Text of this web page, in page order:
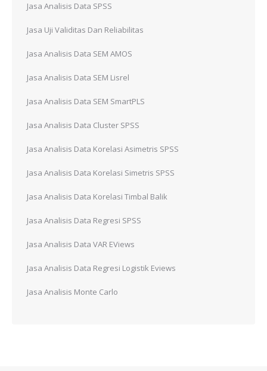
Jasa Analisis Data SPSS
Jasa Uji Validitas Dan Reliabilitas
Jasa Analisis Data SEM AMOS
Jasa Analisis Data SEM Lisrel
Jasa Analisis Data SEM SmartPLS
Jasa Analisis Data Cluster SPSS
Jasa Analisis Data Korelasi Asimetris SPSS
Jasa Analisis Data Korelasi Simetris SPSS
Jasa Analisis Data Korelasi Timbal Balik
Jasa Analisis Data Regresi SPSS
Jasa Analisis Data VAR EViews
Jasa Analisis Data Regresi Logistik Eviews
Jasa Analisis Monte Carlo